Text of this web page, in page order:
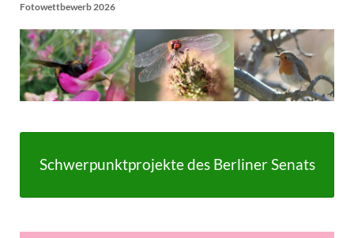
Fotowettbewerb 2026
Schwerpunktprojekte des Berliner Senats